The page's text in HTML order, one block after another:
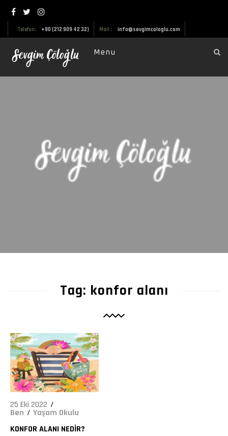
Telefon: +90 (212 909 42 32) Mail : info@sevgimcologlu.com
Menu
Tag: konfor alanı
25 Eki 2022
Ben
Yaşam Okulu
KONFOR ALANI NEDIR?